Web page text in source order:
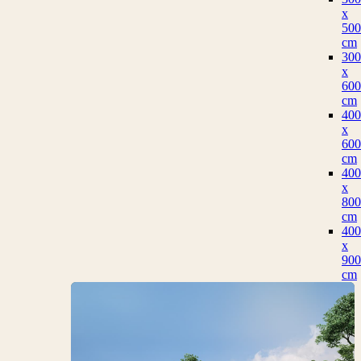
x
500
cm
300
x
600
cm
400
x
600
cm
400
x
800
cm
400
x
900
cm